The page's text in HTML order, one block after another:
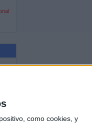
como cookies, y